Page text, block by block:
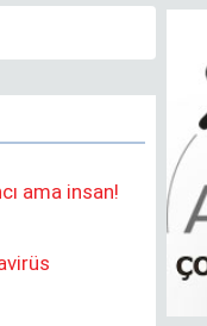
ama insan!